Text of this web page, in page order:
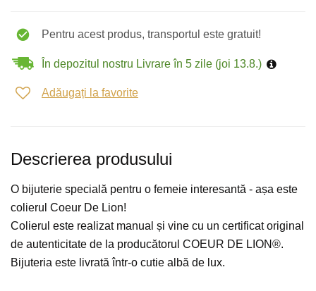
Pentru acest produs, transportul este gratuit!
În depozitul nostru Livrare în 5 zile (joi 13.8.)
Adăugați la favorite
Descrierea produsului
O bijuterie specială pentru o femeie interesantă - așa este
colierul Coeur De Lion!
Colierul este realizat manual și vine cu un certificat original
de autenticitate de la producătorul COEUR DE LION®.
Bijuteria este livrată într-o cutie albă de lux.